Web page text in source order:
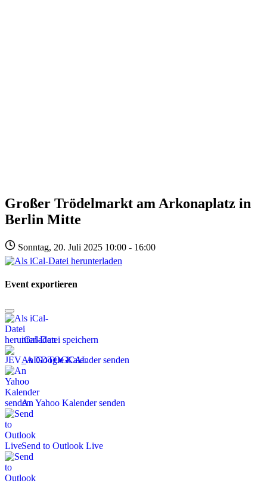
Großer Trödelmarkt am Arkonaplatz in
Berlin Mitte
Sonntag, 20. Juli 2025 10:00 - 16:00
Event exportieren
iCal-Datei speichern
An Google Kalender senden
An Yahoo Kalender senden
Send to Outlook Live